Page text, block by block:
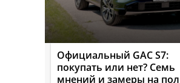
Официальный GAC S7:
покупать или нет? Семь
мнений и замеры на